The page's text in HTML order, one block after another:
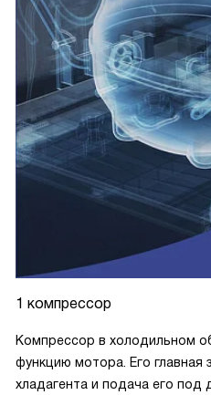
1 компрессор
Компрессор в холодильном
функцию мотора. Его
хладагента и подача его под